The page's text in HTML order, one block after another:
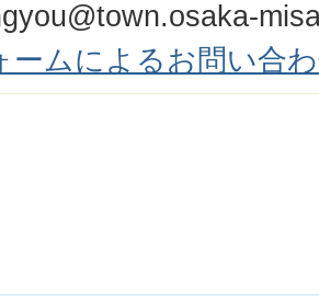
ームによるお問い合